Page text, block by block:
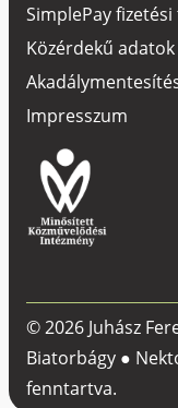
SimplePay
Közérdekű adatok
Impresszum
© 2026 Juhász
Biatorbágy ●
fenntartva.